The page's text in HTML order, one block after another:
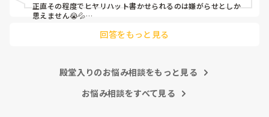
正直その程度でヒヤリハット書かせられるのは嫌がらせとしか
思えません😭💦
回答をもっと見る
殿堂入りのお悩み相談をもっと見る
お悩み相談をすべて見る